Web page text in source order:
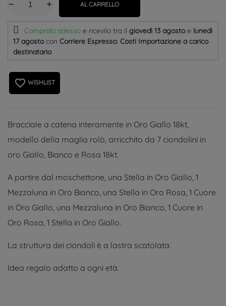
AL CARRELLO
Compralo adesso e ricevilo tra il giovedì 13 agostoe lunedì
17 agosto con Corriere Espresso: Costi Importazione a carico
destinatario
favorite_border WISHLIST
Bracciale a catena interamente in Oro Giallo 18kt,
modello della maglia rolò, arricchito da 7 ciondolini in
oro Giallo, Bianco e Rosa 18kt.
A partire dal moschettone, una Stella in Oro Giallo, 1
Mezzaluna in Oro Bianco, una Stella in Oro Rosa, 1 Cuore
in Oro Giallo, una Mezzaluna in Oro Bianco, 1 Cuore in
Oro Rosa, 1 Stella in Oro Giallo.
La struttura dei ciondoli è a lastra scatolata.
Idea regalo adatto a ogni età.